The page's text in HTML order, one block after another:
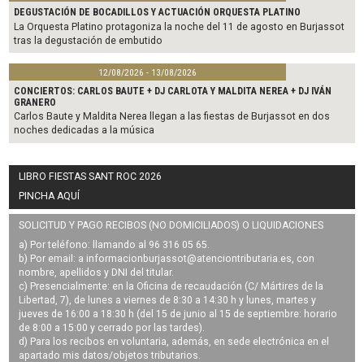
DEGUSTACIÓN DE BOCADILLOS Y ACTUACIÓN ORQUESTA PLATINO
La Orquesta Platino protagoniza la noche del 11 de agosto en Burjassot
tras la degustación de embutido
12/08/2026 - 13/08/2026
CONCIERTOS: CARLOS BAUTE + DJ CARLOTA Y MALDITA NEREA + DJ IVÁN
GRANERO
Carlos Baute y Maldita Nerea llegan a las fiestas de Burjassot en dos
noches dedicadas a la música
LIBRO FIESTAS SANT ROC 2026
PINCHA AQUÍ
SOLICITUD Y PAGO RECIBOS (NO DOMICILIADOS) O LIQUIDACIONES
a) Por teléfono: llamando al 96 316 05 65.
b) Por email: a informacionburjassot@atenciontributaria.es, con
nombre, apellidos y DNI del titular.
c) Presencialmente: en la Oficina de recaudación (C/ Mártires de la
Libertad, 7), de lunes a viernes de 8:30 a 14:30 h y lunes, martes y
jueves de 16:00 a 18:30 h (del 15 de junio al 15 de septiembre: horario
de 8:00 a 15:00 y cerrado por las tardes).
d) Para los recibos en voluntaria, además, en sede electrónica en el
apartado mis datos/objetos tributarios.